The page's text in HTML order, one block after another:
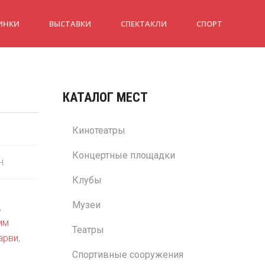
ВЫСТАВКИ СПЕКТАКЛИ СПОРТ
,
,
КАТАЛОГ МЕСТ
Кинотеатры
Концертные площадки
Клубы
Музеи
Театры
Спортивные сооружения